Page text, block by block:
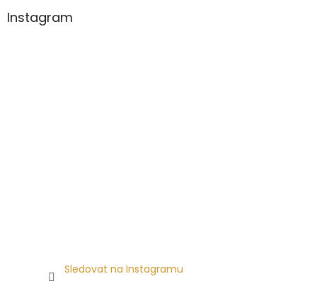
Instagram
Sledovat na Instagramu